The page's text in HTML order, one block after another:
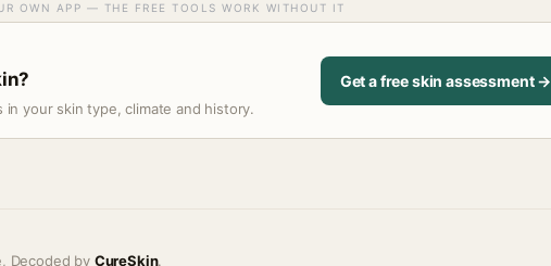
OWN APP — THE FREE TOOLS WORK WITHOUT IT
your skin type, climate and history.
Get a free skin assessment →
Decoded by CureSkin.